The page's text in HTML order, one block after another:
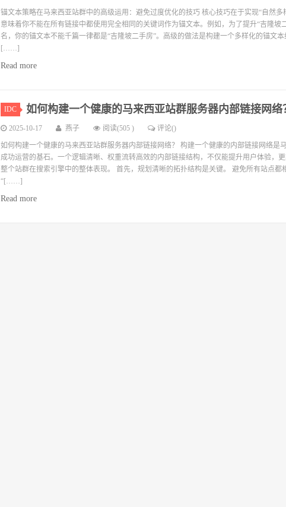
锚文本策略在马来西亚站群中的高级运用：避免过度优化的技巧 核心技巧在于实现“自然多
意味着你不能在所有链接中都使用完全相同的关键词作为锚文本。例如，为了提升“吉隆坡
名，你的锚文本不能千篇一律都是“吉隆坡二手房”。高级的做法是构建一个多样化的锚文本
[……]
Read more
IDC 如何构建一个健康的马来西亚站群服务器内部链接网络
2025-10-17 燕子 阅读(505 ) 评论()
如何构建一个健康的马来西亚站群服务器内部链接网络？ 构建一个健康的内部链接网络是
成功运营的基石。一个逻辑清晰、权重流转高效的内部链接结构，不仅能提升用户体验，
整个站群在搜索引擎中的整体表现。 首先，规划清晰的拓扑结构是关键。 避免所有站点都
“[……]
Read more